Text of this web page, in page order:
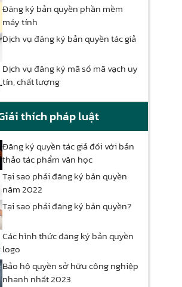
Đăng ký bản quyền phần mềm
máy tính
Dịch vụ đăng ký bản quyền tác giả
Dịch vụ đăng ký mã số mã vạch uy
tín, chất lượng
thích pháp luật
Đăng ký quyền tác giả đối với bản
thảo tác phẩm văn học
Tại sao phải đăng ký bản quyền
năm 2022
Tại sao phải đăng ký bản quyền?
Các hình thức đăng ký bản quyền
logo
Bảo hộ quyền sở hữu công nghiệp
nhanh nhất 2023